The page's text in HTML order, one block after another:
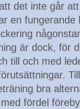
det inte går
en
är dock, för
till och med
bra
fördel